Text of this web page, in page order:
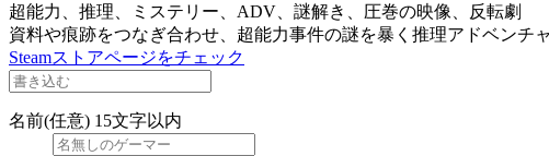
超能力、推理、ミステリー、ADV、謎解き、圧巻の映像、反転劇
資料や痕跡をつなぎ合わせ、超能力事件の謎を暴く推理アドベンチ
Steamストアページをチェック
名前(任意) 15文字以内